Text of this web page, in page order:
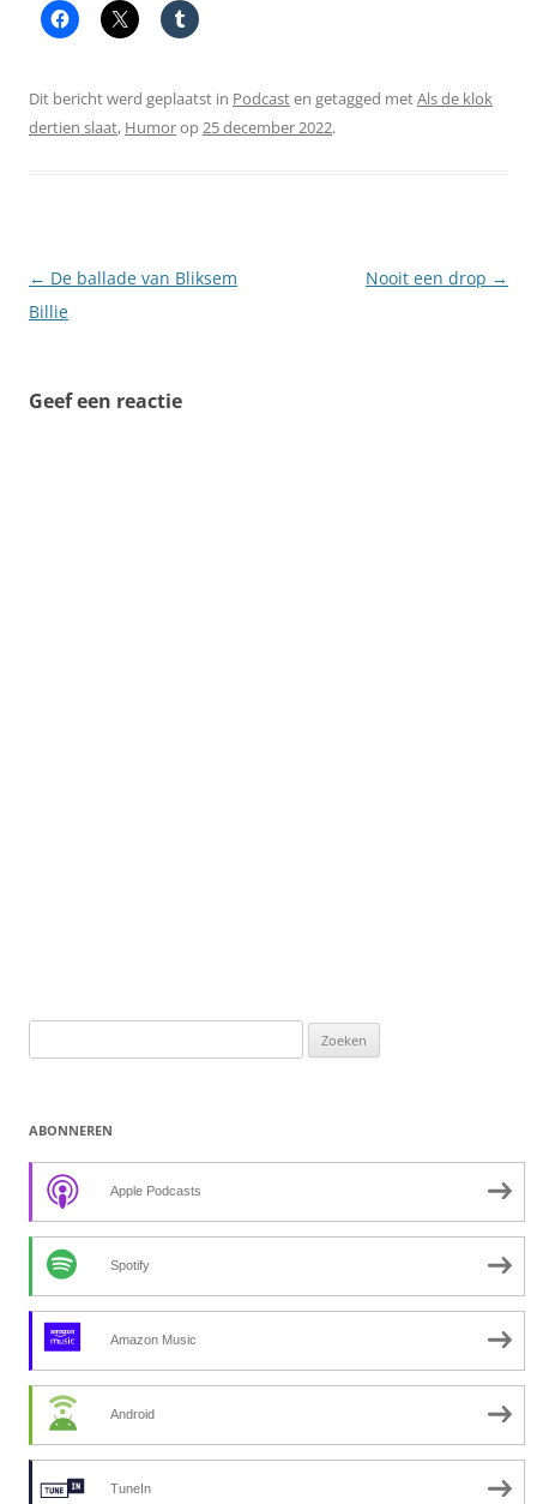
Dit bericht werd geplaatst in Podcasten getagged metAls de klok
dertien slaat, Humorop25 december 2022.
Berichtnavigatie
← De ballade van Bliksem
Billie
Nooit een drop →
Geef een reactie
naar:
ABONNEREN
Apple Podcasts
Spotify
Amazon Music
Android
TuneIn